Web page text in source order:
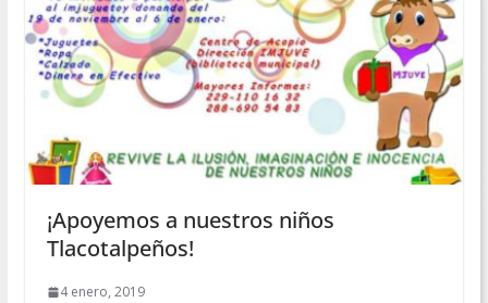
¡Apoyemos a nuestros niños
Tlacotalpeños!
4 enero, 2019